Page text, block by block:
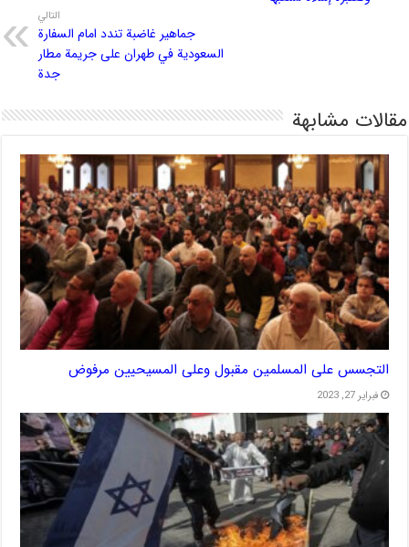
التالي
جماهير غاضبة تندد امام السفارة
السعودية في طهران على جريمة مطار
جدة
مقالات مشابهة
التجسس على المسلمين مقبول وعلى المسيحيين مرفوض
فبراير 27, 2023